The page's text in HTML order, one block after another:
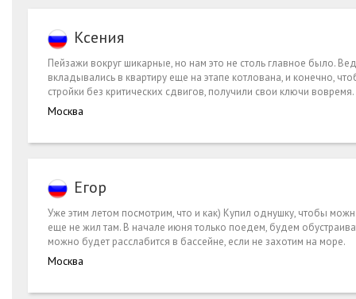
Ксения
Пейзажи вокруг шикарные, но нам это не столь главное было.
вкладывались в квартиру еще на этапе котлована, и конечно,
стройки без критических сдвигов, получили свои ключи
Москва
Егор
Уже этим летом посмотрим, что и как) Купил однушку, чтобы
еще не жил там. В начале июня только поедем, будем
можно будет расслабится в бассейне, если не захотим на море.
Москва